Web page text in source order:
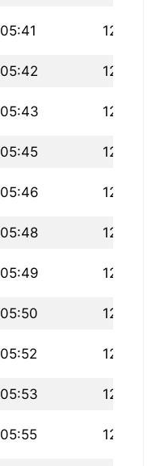
05:41 12:55
05:42 12:55
05:43 12:54
05:45 12:54
05:46 12:54
05:48 12:54
05:49 12:54
05:50 12:53
05:52 12:53
05:53 12:53
05:55 12:53